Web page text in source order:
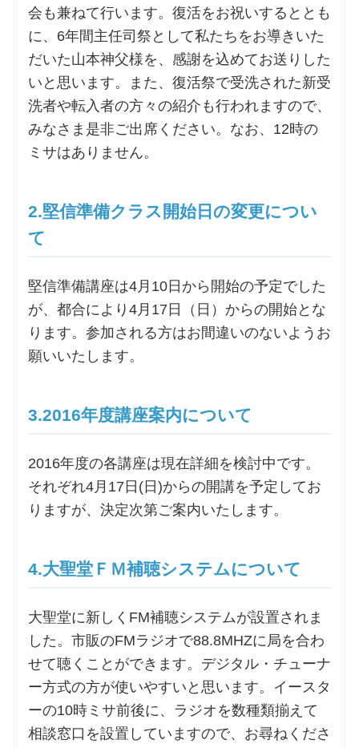
三田助祭の講座
オルガンメディテーション
ご利用にあたって
交通・アクセス
会も兼ねて行います。復活をお祝いするととも
に、6年間主任司祭として私たちをお導きいた
だいた山本神父様を、感謝を込めてお送りした
いと思います。また、復活祭で受洗された新受
洗者や転入者の方々の紹介も行われますので、
みなさま是非ご出席ください。なお、12時の
ミサはありません。
2.堅信準備クラス開始日の変更につい
て
堅信準備講座は4月10日から開始の予定でした
が、都合により4月17日（日）からの開始とな
ります。参加される方はお間違いのないようお
願いいたします。
3.2016年度講座案内について
2016年度の各講座は現在詳細を検討中です。
それぞれ4月17日(日)からの開講を予定してお
りますが、決定次第ご案内いたします。
4.大聖堂ＦＭ補聴システムについて
大聖堂に新しくFM補聴システムが設置されま
した。市販のFMラジオで88.8MHZに局を合わ
せて聴くことができます。デジタル・チューナ
ー方式の方が使いやすいと思います。イースタ
ーの10時ミサ前後に、ラジオを数種類揃えて
相談窓口を設置していますので、お尋ねくださ